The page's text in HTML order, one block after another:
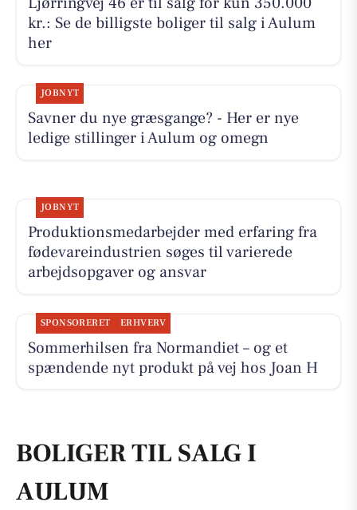
kr.: Se de billigste boliger til salg i Aulum
her
JOBNYT
Savner du nye græsgange? - Her er nye
ledige stillinger i Aulum og omegn
JOBNYT
Produktionsmedarbejder med erfaring fra
fødevareindustrien søges til varierede
arbejdsopgaver og ansvar
SPONSORERET ERHVERV
Sommerhilsen fra Normandiet – og et
spændende nyt produkt på vej hos Joan H
BOLIGER TIL SALG I
AULUM